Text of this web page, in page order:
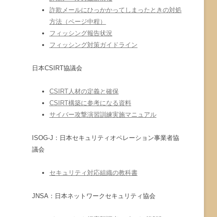
詐欺メールにひっかかってしまったときの対処
方法（ページ中程）
フィッシング報告状況
フィッシング対策ガイドライン
日本CSIRT協議会
CSIRT人材の定義と確保
CSIRT構築に参考になる資料
サイバー攻撃演習訓練実施マニュアル
ISOG-J：日本セキュリティオペレーション事業者協
議会
セキュリティ対応組織の教科書
JNSA：日本ネットワークセキュリティ協会